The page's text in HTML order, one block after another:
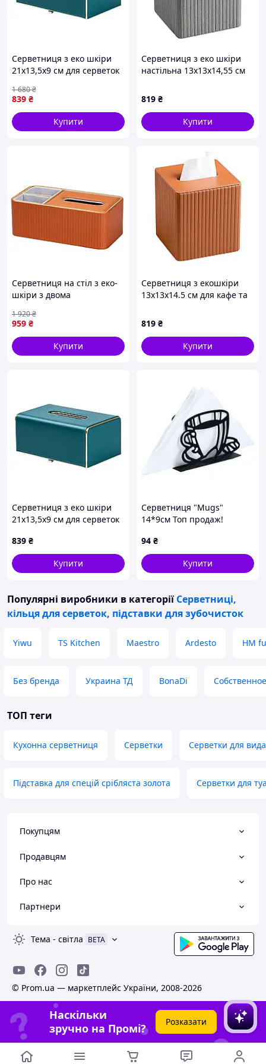
Серветниця з еко шкіри
21х13,5х9 см для серветок
208GR
839 ₴
1 680₴
Купити
Серветниця з еко шкіри
настільна 13х13х14,55 см
Сірий HP-3-201G
819 ₴
Купити
Серветниця на стіл з еко-
шкіри з двома
см Коричневий
HPDY9291BR
959 ₴
1 920₴
Купити
Серветниця з екошкіри
13х13х14.5 см для кафе та
Коричнева HP-3-201BR
819 ₴
Купити
Серветниця з еко шкіри
21х13,5х9 см для серветок
208GR
839 ₴
Купити
Серветниця "Mugs"
14*9см Топ продаж!
94 ₴
Купити
Популярні виробники в категорії Серветниці,
кільця для серветок, підставки для зубочисток
Yiwu TS Kitchen Maestro Ardesto HM
Без бренда Украина ТД BonaDi
ТОП теги
Кухонна серветниця Серветки Серветки для
Підставка для спецій срібляста золота Серветки для
Покупцям
Продавцям
Про нас
Партнери
Тема - світла BETA
© Prom.ua — маркетплейс України, 2008-2026
Наскільки
зручно на Промі?
Розказати